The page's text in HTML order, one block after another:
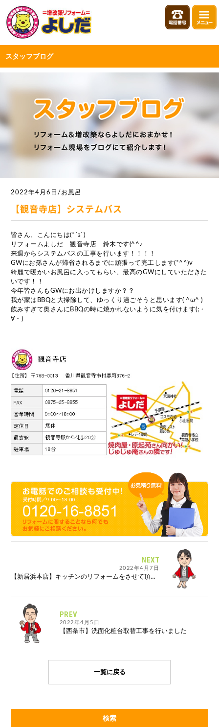
スタッフブログ
2022年4月6日/お風呂
【観音寺店】システムバス
皆さん、こんにちは(*´з`)
リフォームよしだ 観音寺店 鈴木です(^^♪
来週からシステムバスの工事を行います！！！！
GWにお孫さんが帰省されるまでに頑張って完工します(*^^)v
綺麗で暖かいお風呂に入ってもらい、最高のGWにしていただきた
いです！！
今年皆さんもGWにお出かけしますか？？
我が家はBBQと大掃除して、ゆっくり過ごそうと思います( ^ω^ )
飲みすぎて奥さんにBBQの時に焼かれないように気を付けます(;・
∀・)
PREV
2022年4月5日
【西条市】洗面化粧台取替工事を行いました
NEXT
2022年4月7日
【新居浜本店】キッチンのリフォームをさせて頂きました！
一覧に戻る
検索